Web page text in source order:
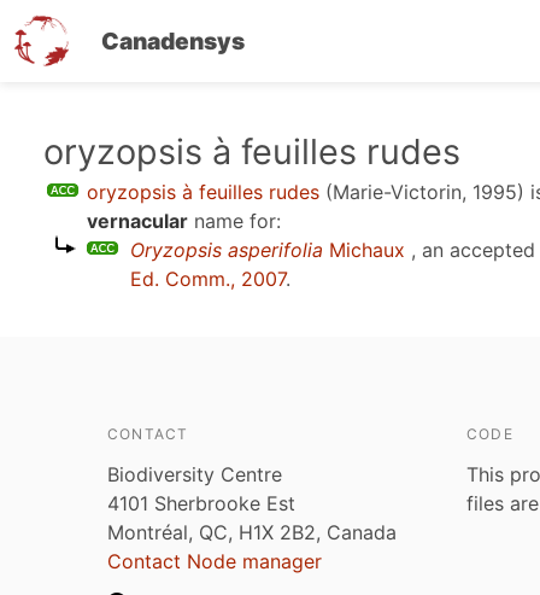
Canadensys
oryzopsis à feuilles rudes
oryzopsis à feuilles rudes (Marie-Victorin, 1995)
vernacular name for:
Oryzopsis asperifolia Michaux , an
Ed. Comm., 2007.
CONTACT
Biodiversity Centre
4101 Sherbrooke Est
Montréal, QC, H1X 2B2, Canada
Contact Node manager
CODE
This
files